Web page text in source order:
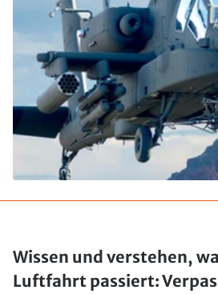
Wissen und verstehen,
Luftfahrt passiert: